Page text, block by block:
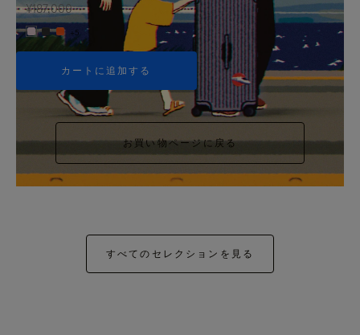
¥187,000
+5
カートに追加する
お買い物ページに戻る
すべてのセレクションを見る